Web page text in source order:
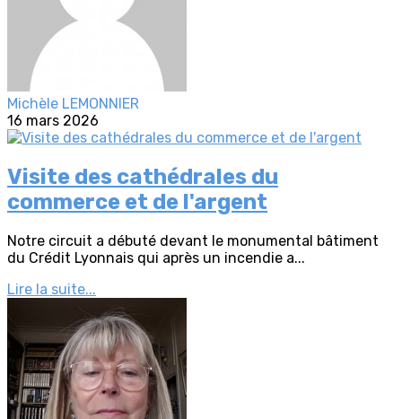
Michèle LEMONNIER
16 mars 2026
Visite des cathédrales du
commerce et de l'argent
Notre circuit a débuté devant le monumental bâtiment
du Crédit Lyonnais qui après un incendie a...
Lire la suite...